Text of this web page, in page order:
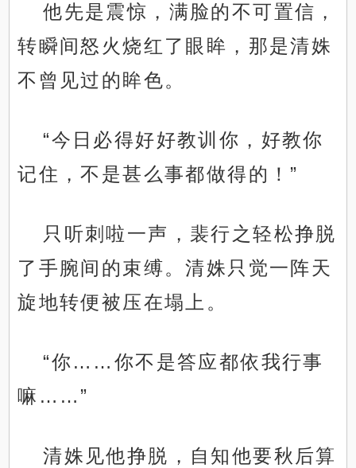
他先是震惊，满脸的不可置信，
转瞬间怒火烧红了眼眸，那是清姝
不曾见过的眸色。
“今日必得好好教训你，好教你
记住，不是甚么事都做得的！”
只听刺啦一声，裴行之轻松挣脱
了手腕间的束缚。清姝只觉一阵天
旋地转便被压在塌上。
“你……你不是答应都依我行事
嘛……”
清姝见他挣脱，自知他要秋后算